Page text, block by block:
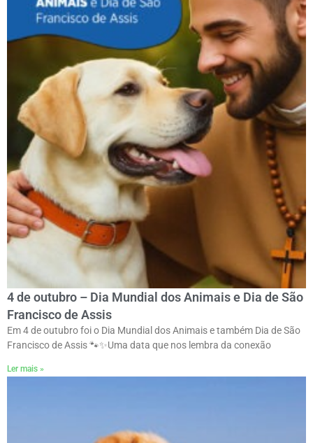
4 de outubro – Dia Mundial dos Animais e Dia de São
Francisco de Assis
Em 4 de outubro foi o Dia Mundial dos Animais e também Dia de São
Francisco de Assis 🐾✨ㅤUma data que nos lembra da conexão
Ler mais »